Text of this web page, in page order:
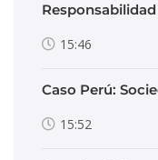
15:46
Caso Perú:
15:52